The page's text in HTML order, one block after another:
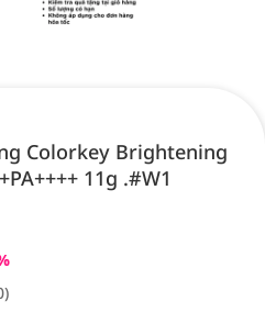
Colorkey Brightening
11g .#W1